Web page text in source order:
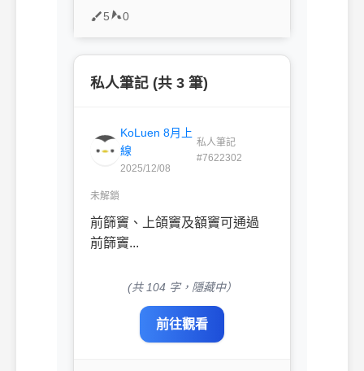
5 0
私人筆記 (共 3 筆)
KoLuen 8月上
線
2025/12/08
私人筆記
#7622302
未解鎖
前篩竇、上頜竇及額竇可通過
前篩竇...
(共 104 字，隱藏中）
前往觀看